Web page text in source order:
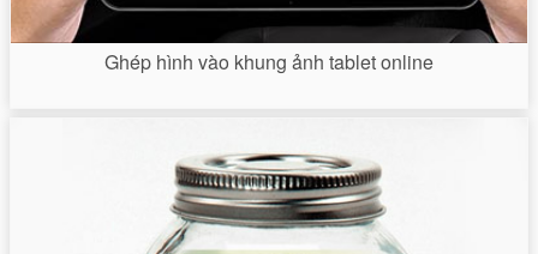
Ghép hình vào khung ảnh tablet online